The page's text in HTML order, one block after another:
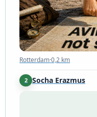
Rotterdam·0,2 km
2 Socha Erazmus